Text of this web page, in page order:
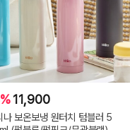
11,900
나 보온보냉 원터치 텀블러 5